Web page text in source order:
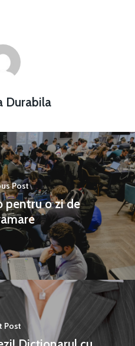
Durabila
Post
pentru o zi de
Post